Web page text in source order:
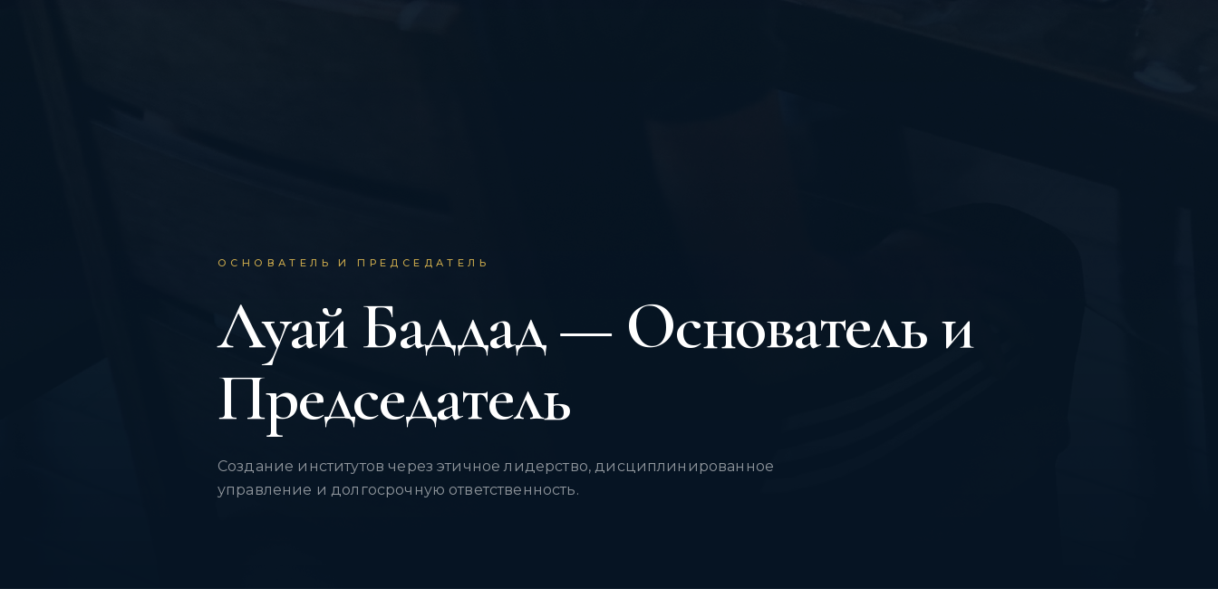
ОСНОВАТЕЛЬ И ПРЕДСЕДАТЕЛЬ
Луай Баддад — Основатель и
Председатель
Создание институтов через этичное лидерство, дисциплинированное
управление и долгосрочную ответственность.